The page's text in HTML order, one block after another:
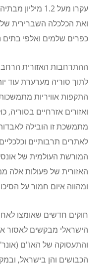
עקרו מעל 1.2
ואת הכלכלה השברירית
כפרים שלמים ואלפי בתים
ההתרחבות האזורית
לתוך סוריה מערערת עוד
התקפות אוויריות
ואזורים אזרחיים בסוריה,
מתמשכת זו הובילה לאבדות
לאתרים תרבותיים
המורשת העולמית של
האזורית של פעולות אלה
ומהווה איום חמור על
חוקים חדשים שאומצו
הישראלי מבקשים לאסור
והתעסוקה של האו"ם
הכבושים והן בישראל,